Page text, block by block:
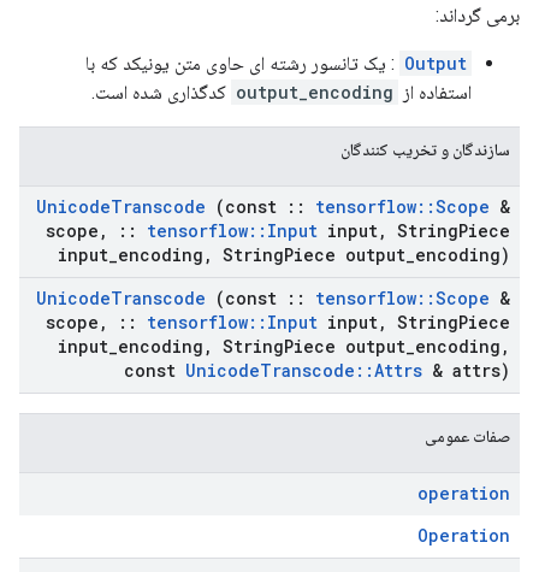
برمی گرداند:
Output : یک تانسور رشته ای حاوی متن یونیکد که با
استفاده از output_encoding کدگذاری شده است.
سازندگان و تخریب کنندگان
UnicodeTranscode (const :: tensorflow::Scope &
scope , :: tensorflow:: Input input, StringPiece
input encoding , StringPiece output encoding)
UnicodeTranscode (const :: tensorflow::Scope &
scope , :: tensorflow:: Input input, StringPiece
input encoding , StringPiece output encoding ,
const UnicodeTranscode ::Attrs & attrs)
صفات عمومی
operation
Operation